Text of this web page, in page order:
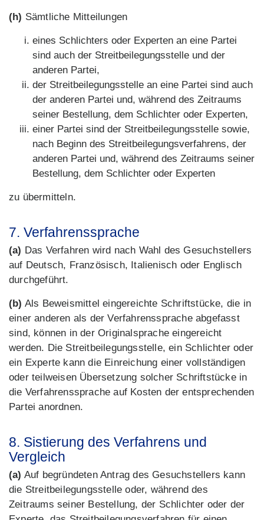
(h) Sämtliche Mitteilungen
eines Schlichters oder Experten an eine Partei
sind auch der Streitbeilegungsstelle und der
anderen Partei,
der Streitbeilegungsstelle an eine Partei sind auch
der anderen Partei und, während des Zeitraums
seiner Bestellung, dem Schlichter oder Experten,
einer Partei sind der Streitbeilegungsstelle sowie,
nach Beginn des Streitbeilegungsverfahrens, der
anderen Partei und, während des Zeitraums seiner
Bestellung, dem Schlichter oder Experten
zu übermitteln.
7. Verfahrenssprache
(a) Das Verfahren wird nach Wahl des Gesuchstellers
auf Deutsch, Französisch, Italienisch oder Englisch
durchgeführt.
(b) Als Beweismittel eingereichte Schriftstücke, die in
einer anderen als der Verfahrenssprache abgefasst
sind, können in der Originalsprache eingereicht
werden. Die Streitbeilegungsstelle, ein Schlichter oder
ein Experte kann die Einreichung einer vollständigen
oder teilweisen Übersetzung solcher Schriftstücke in
die Verfahrenssprache auf Kosten der entsprechenden
Partei anordnen.
8. Sistierung des Verfahrens und
Vergleich
(a) Auf begründeten Antrag des Gesuchstellers kann
die Streitbeilegungsstelle oder, während des
Zeitraums seiner Bestellung, der Schlichter oder der